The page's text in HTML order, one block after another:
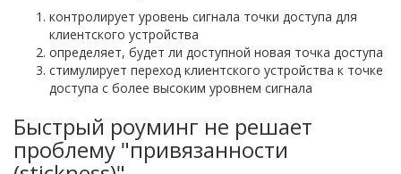
контролирует уровень сигнала точки доступа для
клиентского устройства
определяет, будет ли доступной новая точка доступа
стимулирует переход клиентского устройства к точке
доступа с более высоким уровнем сигнала
Быстрый роуминг не решает
проблему "привязанности